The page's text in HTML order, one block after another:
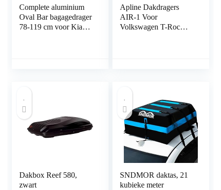
Complete aluminium
Oval Bar bagagedrager
78-119 cm voor Kia
Apline Dakdragers
AIR-1 Voor
Volkswagen T-Roc
Dakbox Reef 580,
zwart
SNDMOR daktas, 21
kubieke meter